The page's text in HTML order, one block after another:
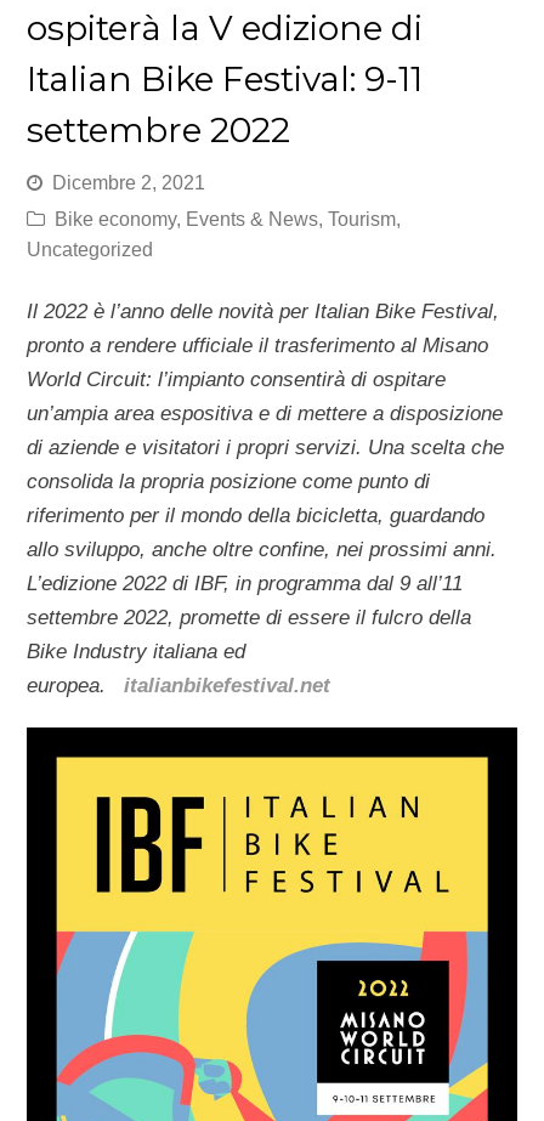
ospiterà la V edizione di
Italian Bike Festival: 9-11
settembre 2022
Dicembre 2, 2021
Bike economy, Events & News,Tourism,
Uncategorized
Il 2022 è l’anno delle novità per Italian Bike Festival,
pronto a rendere ufficiale il trasferimento al Misano
World Circuit: l’impianto consentirà di ospitare
un’ampia area espositiva e di mettere a disposizione
di aziende e visitatori i propri servizi. Una scelta che
consolida la propria posizione come punto di
riferimento per il mondo della bicicletta, guardando
allo sviluppo, anche oltre confine, nei prossimi anni.
L’edizione 2022 di IBF, in programma dal 9 all’11
settembre 2022, promette di essere il fulcro della
Bike Industry italiana ed
europea.
italianbikefestival.net